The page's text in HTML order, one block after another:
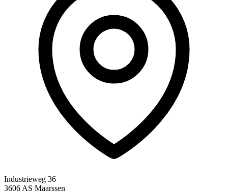
Industrieweg 36
3606 AS Maarssen